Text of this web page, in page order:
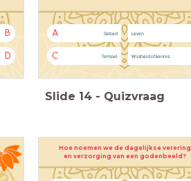
B
D
A Gebed Leven
C Tempel Wijsheid of kennis
Slide 14 - Quizvraag
Hoe noemen we de dagelijkse verering
en verzorging van een godenbeeld?